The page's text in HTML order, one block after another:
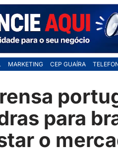
MARKETING CEP GUAÍRA
para
o